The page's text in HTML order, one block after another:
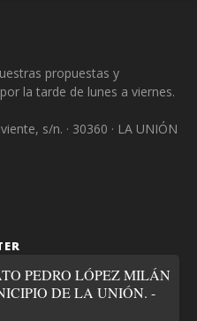
propuestas y
la tarde de lunes a viernes.
s/n. · 30360 · LA UNIÓN
PEDRO LÓPEZ MILÁN
DE LA UNIÓN. -